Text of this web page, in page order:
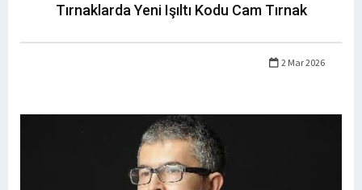
Tırnaklarda Yeni Işıltı Kodu Cam Tırnak
2 Mar 2026